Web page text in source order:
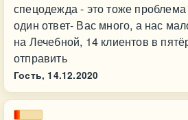
спецодежда - это тоже проблема
один ответ- Вас много, а нас
на Лечебной, 14 клиентов в
отправить
Гость, 14.12.2020